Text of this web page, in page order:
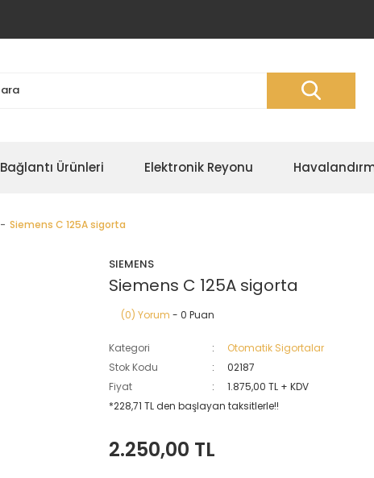
Bağlantı Ürünleri Elektronik Reyonu
Siemens C 125A sigorta
SIEMENS
Siemens C 125A sigorta
(0) Yorum - 0 Puan
Kategori
Otomatik Sigortalar
Stok Kodu
02187
Fiyat
1.875,00 TL + KDV
*228,71 TL den başlayan taksitlerle!!
2.250,00 TL